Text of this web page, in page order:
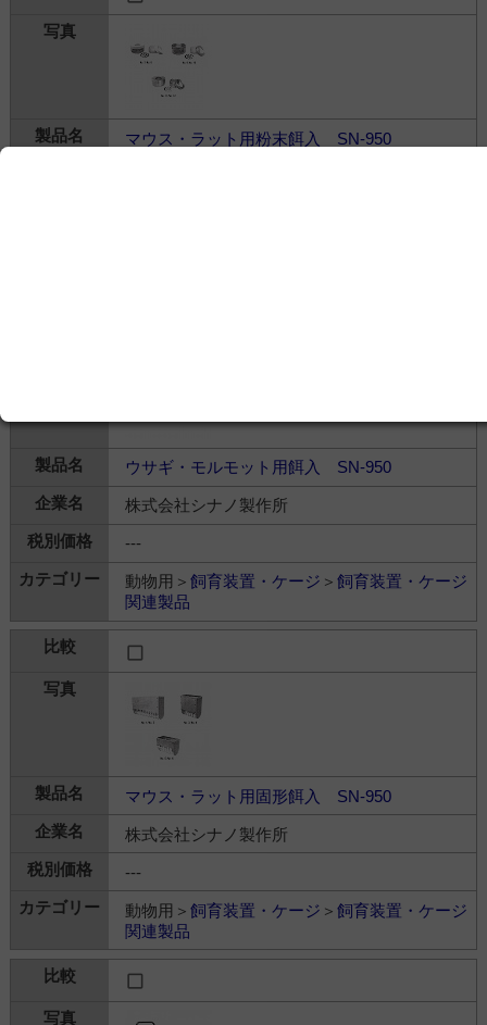
マウス・ラット用粉末餌入 SN-950
ウサギ・モルモット用餌入 SN-950
株式会社シナノ製作所
---
動物用＞ 飼育装置・ケージ ＞ 飼育装置・ケージ
関連製品
マウス・ラット用固形餌入 SN-950
株式会社シナノ製作所
---
動物用＞ 飼育装置・ケージ ＞ 飼育装置・ケージ
関連製品